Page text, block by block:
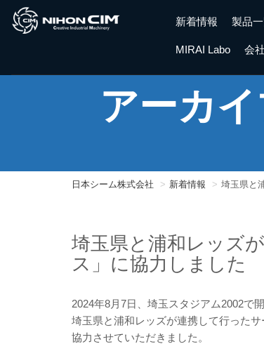
新着情報 製品
MIRAI Labo 会
アーカ
日本シーム株式会社 新着情報 埼玉県と
埼玉県と浦和レッズ
ス」に協力しました
2024年8月7日、埼玉スタジアム2002で
埼玉県と浦和レッズが連携して行った
協力させていただきました。